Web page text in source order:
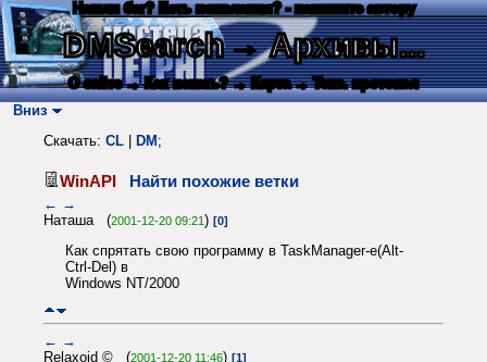
Нашли баг? Есть пожелания? - напишите автору
DMSearch→ Архивы...
О сайте → Как искать? → Карта → Текс. протокол
Вниз
Скачать: CL DM ;
WinAPI Найти похожие ветки
← →
Наташа (2001-12-20 09:21) [0]
Как спрятать свою программу в TaskManager-е(Alt-
Ctrl-Del) в
Windows NT/2000
← →
Relaxoid © (2001-12-20 11:46) [1]